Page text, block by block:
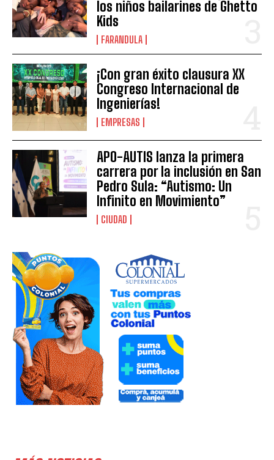
los niños bailarines de Ghetto
Kids
FARANDULA
¡Con gran éxito clausura XX
Congreso Internacional de
Ingenierías!
EMPRESAS
APO-AUTIS lanza la primera
carrera por la inclusión en San
Pedro Sula: “Autismo: Un
Infinito en Movimiento”
CIUDAD